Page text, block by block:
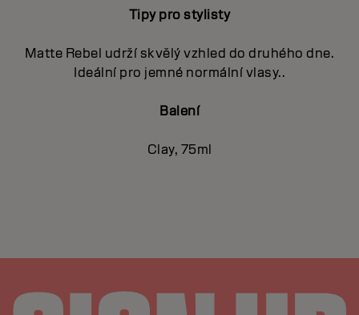
Tipy pro stylisty
Matte Rebel udrží skvělý vzhled do druhého dne.
Ideální pro jemné normální vlasy..
Balení
Clay, 75ml